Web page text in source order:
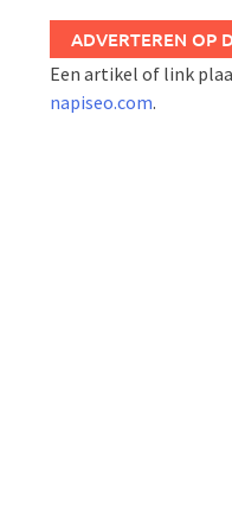
ADVERTEREN OP
Een artikel of link
napiseo.com.